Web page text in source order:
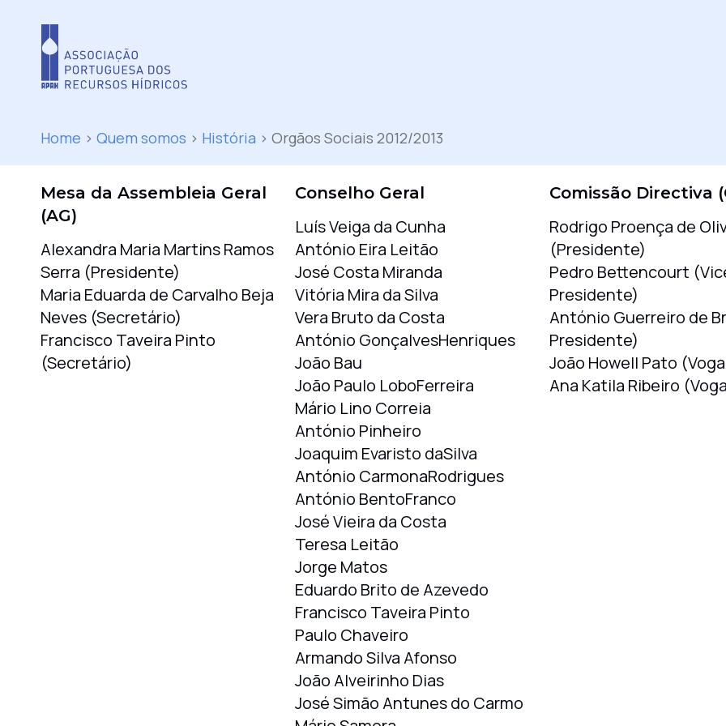
Home > Quem somos > História > Orgãos Sociais 2012/2013
Mesa da Assembleia Geral
(AG)
Alexandra Maria Martins Ramos
Serra (Presidente)
Maria Eduarda de Carvalho Beja
Neves (Secretário)
Francisco Taveira Pinto
(Secretário)
Conselho Geral
Luís Veiga da Cunha
António Eira Leitão
José Costa Miranda
Vitória Mira da Silva
Vera Bruto da Costa
António GonçalvesHenriques
João Bau
João Paulo LoboFerreira
Mário Lino Correia
António Pinheiro
Joaquim Evaristo daSilva
António CarmonaRodrigues
António BentoFranco
José Vieira da Costa
Teresa Leitão
Jorge Matos
Eduardo Brito de Azevedo
Francisco Taveira Pinto
Paulo Chaveiro
Armando Silva Afonso
João Alveirinho Dias
José Simão Antunes do Carmo
Comissão Directiva
Rodrigo Proença de
(Presidente)
Pedro Bettencourt
Presidente)
António Guerreiro de
Presidente)
João Howell Pato
Ana Katila Ribeiro